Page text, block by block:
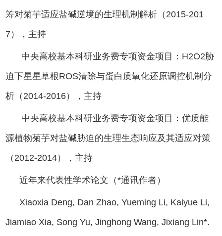
筹对菊芋适应盐碱逆境的生理机制解析（2015-201
7），主持
中央高校基本科研业务费专项资金项目：H2O2胁
迫下星星草根ROS清除与蛋白质氧化还原调控机制分
析（2014-2016），主持
中央高校基本科研业务费专项资金项目：优质能
源植物菊芋对盐碱胁迫的生理生态响应及其适应对策
（2012-2014），主持
近年来代表性学术论文（*通讯作者）
Xiaoxia Deng, Dan Zhao, Yueming Li, Kaiyue Li,
Jiamiao Xia, Song Yu, Jinghong Wang, Jixiang Lin*.